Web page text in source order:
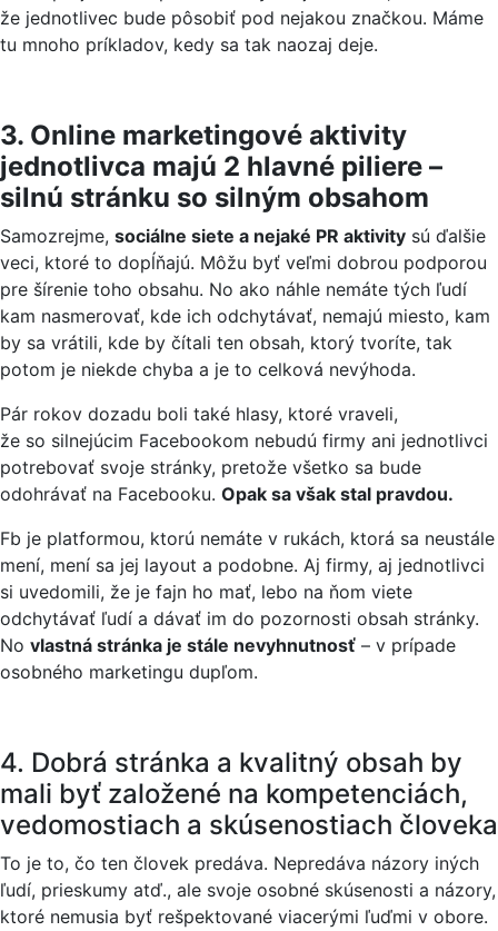
že jednotlivec bude pôsobiť pod nejakou značkou. Máme
tu mnoho príkladov, kedy sa tak naozaj deje.
3. Online marketingové aktivity
jednotlivca majú 2 hlavné piliere –
silnú stránku so silným obsahom
Samozrejme, sociálne siete a nejaké PR aktivity sú ďalšie
veci, ktoré to dopĺňajú. Môžu byť veľmi dobrou podporou
pre šírenie toho obsahu. No ako náhle nemáte tých ľudí
kam nasmerovať, kde ich odchytávať, nemajú miesto, kam
by sa vrátili, kde by čítali ten obsah, ktorý tvoríte, tak
potom je niekde chyba a je to celková nevýhoda.
Pár rokov dozadu boli také hlasy, ktoré vraveli,
že so silnejúcim Facebookom nebudú firmy ani jednotlivci
potrebovať svoje stránky, pretože všetko sa bude
odohrávať na Facebooku. Opak sa však stal pravdou.
Fb je platformou, ktorú nemáte v rukách, ktorá sa neustále
mení, mení sa jej layout a podobne. Aj firmy, aj jednotlivci
si uvedomili, že je fajn ho mať, lebo na ňom viete
odchytávať ľudí a dávať im do pozornosti obsah stránky.
No vlastná stránka je stále nevyhnutnosť – v prípade
osobného marketingu dupľom.
4. Dobrá stránka a kvalitný obsah by
mali byť založené na kompetenciách,
vedomostiach a skúsenostiach človeka
To je to, čo ten človek predáva. Nepredáva názory iných
ľudí, prieskumy atď., ale svoje osobné skúsenosti a názory,
ktoré nemusia byť rešpektované viacerými ľuďmi v obore.